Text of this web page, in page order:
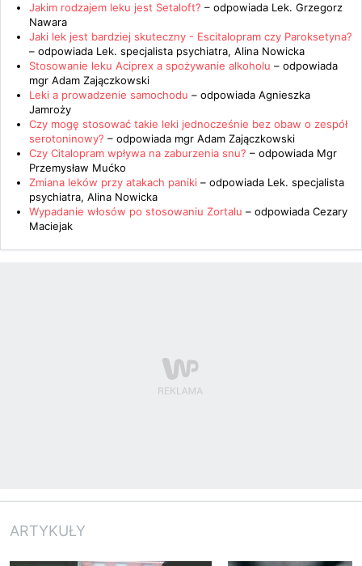
Jakim rodzajem leku jest Setaloft? – odpowiada Lek. Grzegorz
Nawara
Jaki lek jest bardziej skuteczny - Escitalopram czy Paroksetyna?
– odpowiada Lek. specjalista psychiatra, Alina Nowicka
Stosowanie leku Aciprex a spożywanie alkoholu – odpowiada
mgr Adam Zajączkowski
Leki a prowadzenie samochodu – odpowiada Agnieszka
Jamroży
Czy mogę stosować takie leki jednocześnie bez obaw o zespół
serotoninowy? – odpowiada mgr Adam Zajączkowski
Czy Citalopram wpływa na zaburzenia snu? – odpowiada Mgr
Przemysław Mućko
Zmiana leków przy atakach paniki – odpowiada Lek. specjalista
psychiatra, Alina Nowicka
Wypadanie włosów po stosowaniu Zortalu – odpowiada Cezary
Maciejak
ARTYKUŁY